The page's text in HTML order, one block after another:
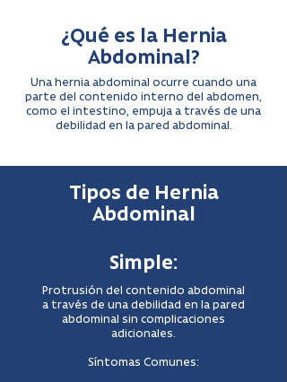
¿Qué es la Hernia
Abdominal?
Una hernia abdominal ocurre cuando una
parte del contenido interno del abdomen,
como el intestino, empuja a través de una
debilidad en la pared abdominal.
Tipos de Hernia
Abdominal
Simple:
Protrusión del contenido abdominal
a través de una debilidad en la pared
abdominal sin complicaciones
adicionales.
Síntomas Comunes: